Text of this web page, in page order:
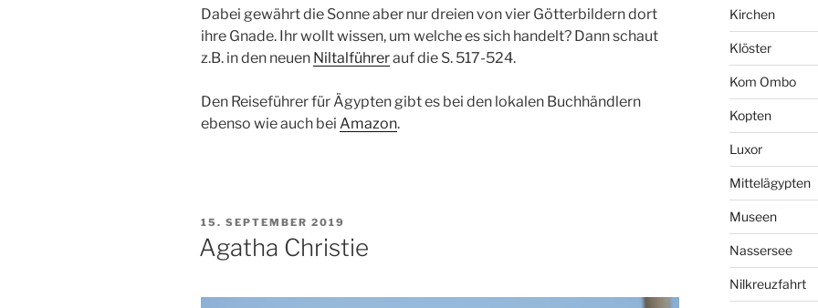
Dabei gewährt die Sonne aber nur dreien von vier Götterbilderndort
ihre Gnade. Ihr wollt wissen, um welche es sich handelt? Dann schaut
z.B. in den neuen Niltalführerauf die S. 517-524.
Den Reiseführer für Ägypten gibt es bei den lokalen Buchhändlern
ebenso wie auch bei Amazon.
VERÖFFENTLICHT
AM
15. SEPTEMBER 2019
Agatha Christie
Kirchen
Klöster
Kom Ombo
Kopten
Luxor
Mittelägypten
Museen
Nassersee
Nilkreuzfahrt